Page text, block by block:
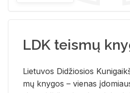
LDK teismų
Lie­tu­vos Di­džio­sios
mų kny­gos – vie­nas